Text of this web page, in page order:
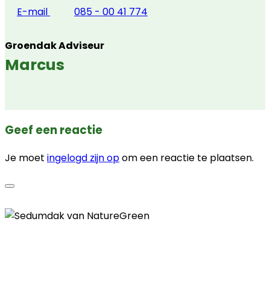
E-mail
085 - 00 41 774
Groendak Adviseur
Marcus
Geef een reactie
Je moet ingelogd zijn opom een reactie te plaatsen.